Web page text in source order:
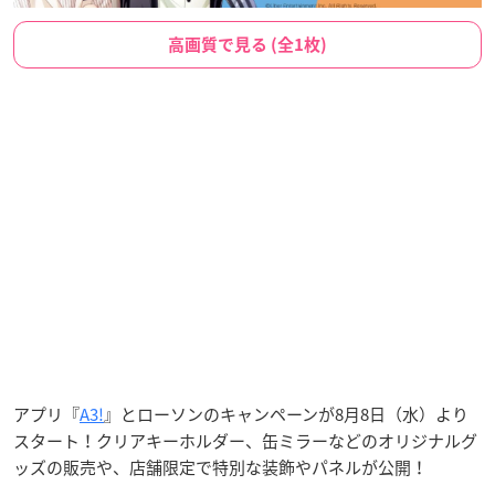
高画質で見る (全1枚)
アプリ『A3!』とローソンのキャンペーンが8月8日（水）より
スタート！クリアキーホルダー、缶ミラーなどのオリジナルグ
ッズの販売や、店舗限定で特別な装飾やパネルが公開！